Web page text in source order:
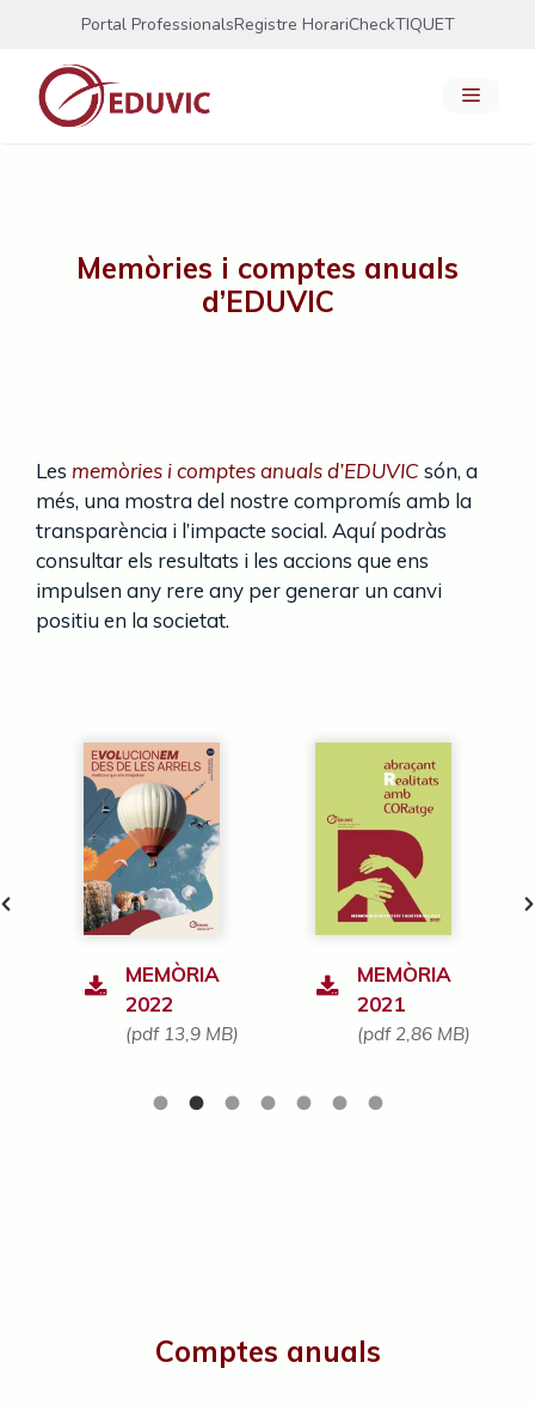
contingut
Portal ProfessionalsRegistre HorariCheckTIQUET
Menú
Memòries i comptes anuals
d’EDUVIC
Les memòries i comptes anuals d’EDUVICsón, a
més, una mostra del nostre compromís amb la
transparència i l’impacte social. Aquí podràs
consultar els resultats i les accions que ens
impulsen any rere any per generar un canvi
positiu en la societat.
MEMÒRIA
2022
(pdf 13,9 MB)
MEMÒRIA
2021
(pdf 2,86 MB)
Comptes anuals